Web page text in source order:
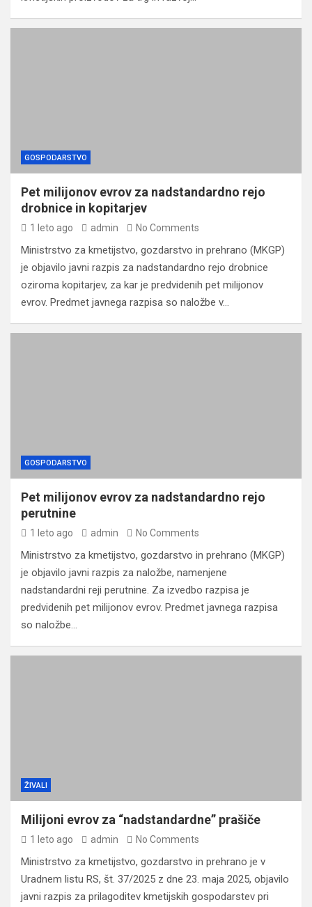
GOSPODARSTVO
Pet milijonov evrov za nadstandardno rejo
drobnice in kopitarjev
1 leto ago admin No Comments
Ministrstvo za kmetijstvo, gozdarstvo in prehrano (MKGP)
je objavilo javni razpis za nadstandardno rejo drobnice
oziroma kopitarjev, za kar je predvidenih pet milijonov
evrov. Predmet javnega razpisa so naložbe v…
GOSPODARSTVO
Pet milijonov evrov za nadstandardno rejo
perutnine
1 leto ago admin No Comments
Ministrstvo za kmetijstvo, gozdarstvo in prehrano (MKGP)
je objavilo javni razpis za naložbe, namenjene
nadstandardni reji perutnine. Za izvedbo razpisa je
predvidenih pet milijonov evrov. Predmet javnega razpisa
so naložbe…
ŽIVALI
Milijoni evrov za “nadstandardne” prašiče
1 leto ago admin No Comments
Ministrstvo za kmetijstvo, gozdarstvo in prehrano je v
Uradnem listu RS, št. 37/2025 z dne 23. maja 2025, objavilo
javni razpis za prilagoditev kmetijskih gospodarstev pri